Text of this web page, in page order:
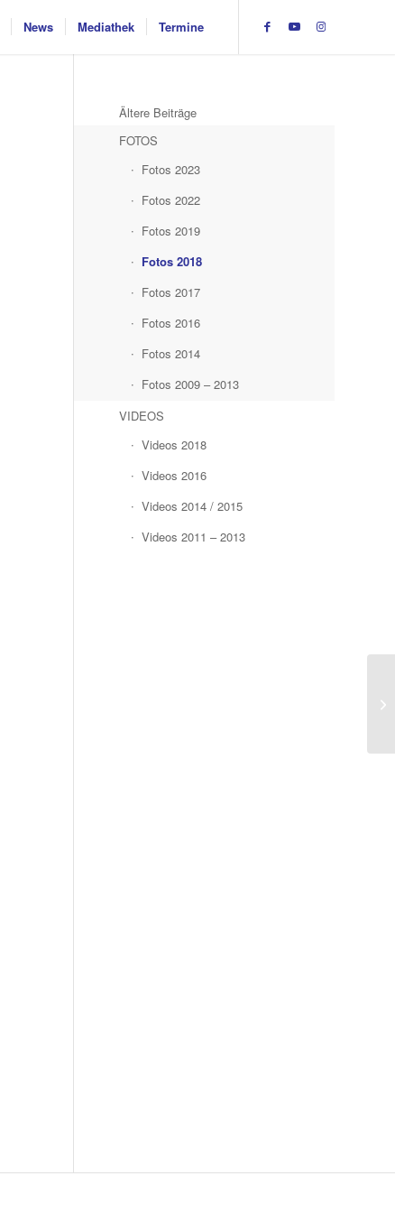
News Mediathek Termine
Ältere Beiträge
FOTOS
Fotos 2023
Fotos 2022
Fotos 2019
Fotos 2018
Fotos 2017
Fotos 2016
Fotos 2014
Fotos 2009 – 2013
VIDEOS
Videos 2018
Videos 2016
Videos 2014 / 2015
Videos 2011 – 2013